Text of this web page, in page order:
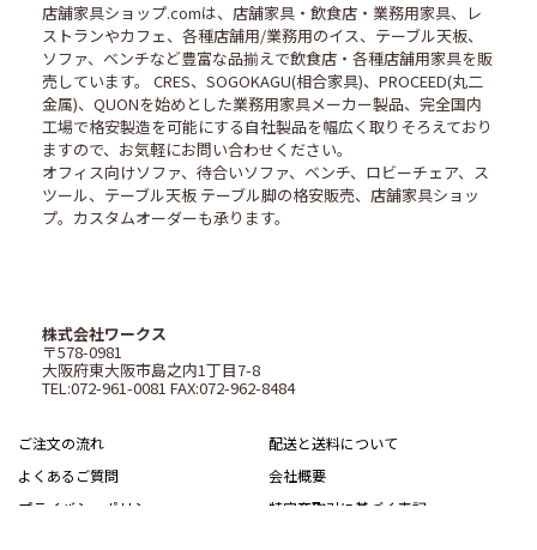
店舗家具ショップ.comは、店舗家具・飲食店・業務用家具、レ
ストランやカフェ、各種店舗用/業務用のイス、テーブル天板、
ソファ、ベンチなど豊富な品揃えで飲食店・各種店舗用家具を販
売しています。 CRES、SOGOKAGU(相合家具)、PROCEED(丸二
金属)、QUONを始めとした業務用家具メーカー製品、完全国内
工場で格安製造を可能にする自社製品を幅広く取りそろえており
ますので、お気軽にお問い合わせください。
オフィス向けソファ、待合いソファ、ベンチ、ロビーチェア、ス
ツール、テーブル天板 テーブル脚の格安販売、店舗家具ショッ
プ。カスタムオーダーも承ります。
株式会社ワークス
〒578-0981
大阪府東大阪市島之内1丁目7-8
TEL:072-961-0081 FAX:072-962-8484
ご注文の流れ
配送と送料について
よくあるご質問
会社概要
プライバシーポリシー
特定商取引に基づく表記